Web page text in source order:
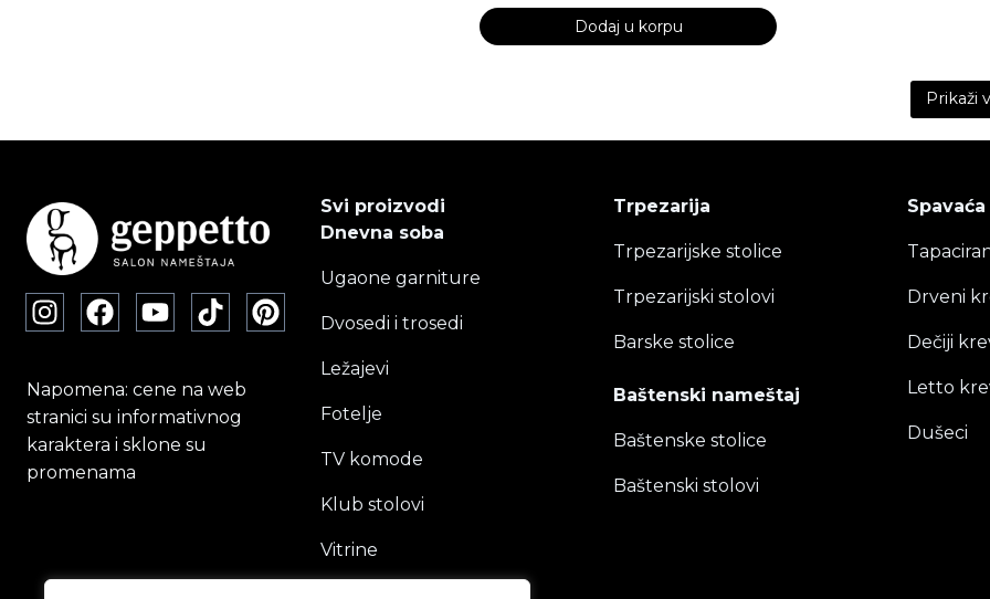
Dodaj u korpu
Prikaži
Napomena: cene na web
stranici su informativnog
karaktera i sklone su
promenama
Svi proizvodi
Dnevna soba
Ugaone garniture
Dvosedi i trosedi
Ležajevi
Fotelje
TV komode
Klub stolovi
Vitrine
Trpezarija
Trpezarijske stolice
Trpezarijski stolovi
Barske stolice
Baštenski nameštaj
Baštenske stolice
Baštenski stolovi
Drveni
Dečiji
Letto
Dušeci